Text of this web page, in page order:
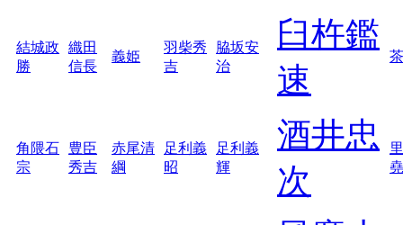
結城政
勝
織田
信長
義姫
羽柴秀
吉
脇坂安
治
臼杵鑑
速
角隈石
宗
豊臣
秀吉
赤尾清
綱
足利義
昭
足利義
輝
酒井忠
次
堯